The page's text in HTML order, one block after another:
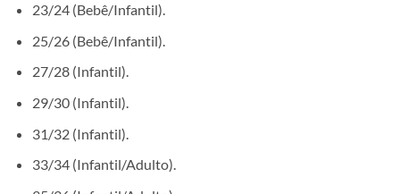
23/24 (Bebê/Infantil).
25/26 (Bebê/Infantil).
27/28 (Infantil).
29/30 (Infantil).
31/32 (Infantil).
33/34 (Infantil/Adulto).